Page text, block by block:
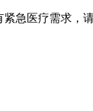
急医疗需求